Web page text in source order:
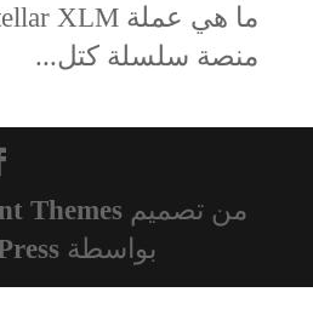
منصة سلسلة كتل...
من تصميم Themes
بواسطة